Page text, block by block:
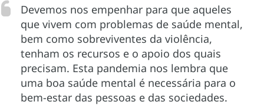
Devemos nos empenhar para que aqueles
que vivem com problemas de saúde mental,
bem como sobreviventes da violência,
tenham os recursos e o apoio dos quais
precisam. Esta pandemia nos lembra que
uma boa saúde mental é necessária para o
bem-estar das pessoas e das sociedades.